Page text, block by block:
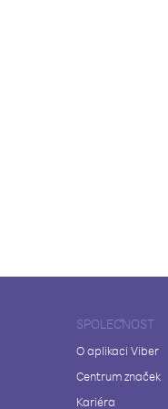
SPOLEČNOST
O aplikaci Viber
Centrum značek
Kariéra